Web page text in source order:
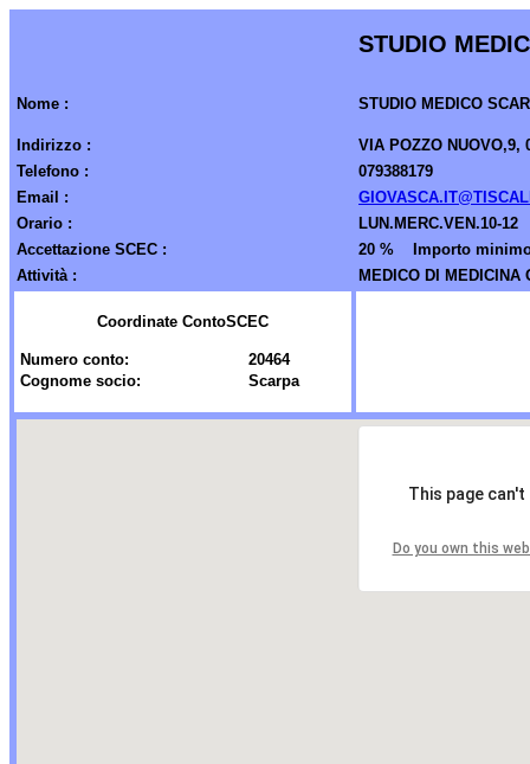
STUDIO
Nome : STUDIO MEDICO
Indirizzo :
VIA POZZO NUOVO,9,
Telefono :
079388179
Email :
Orario :
LUN.MERC.VEN.10-12
Accettazione SCEC :
20 % Importo minimo
Attività :
MEDICO DI MEDICINA
Coordinate ContoSCEC
Numero conto:
20464
Cognome socio:
Scarpa
This page
Do you own this